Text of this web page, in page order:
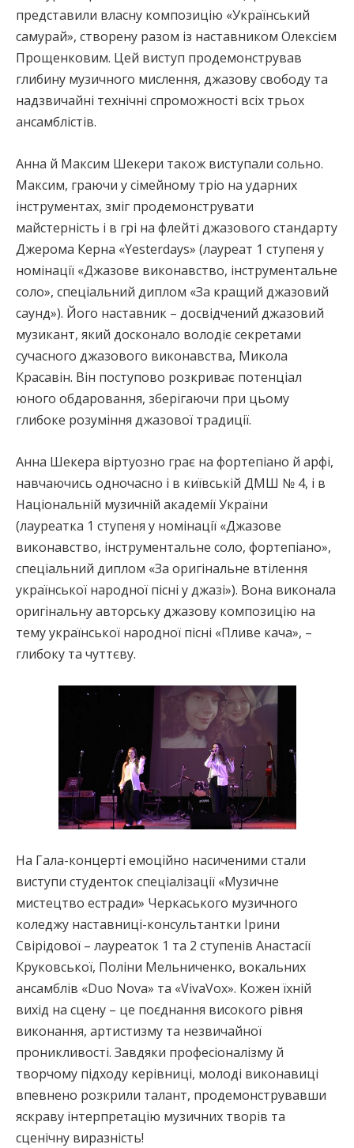
представили власну композицію «Український
самурай», створену разом із наставником Олексієм
Прощенковим. Цей виступ продемонстрував
глибину музичного мислення, джазову свободу та
надзвичайні технічні спроможності всіх трьох
ансамблістів.
Анна й Максим Шекери також виступали сольно.
Максим, граючи у сімейному тріо на ударних
інструментах, зміг продемонструвати
майстерність і в грі на флейті джазового стандарту
Джерома Керна «Yesterdays» (лауреат 1 ступеня у
номінації «Джазове виконавство, інструментальне
соло», спеціальний диплом «За кращий джазовий
саунд»). Його наставник – досвідчений джазовий
музикант, який досконало володіє секретами
сучасного джазового виконавства, Микола
Красавін. Він поступово розкриває потенціал
юного обдаровання, зберігаючи при цьому
глибоке розуміння джазової традиції.
Анна Шекера віртуозно грає на фортепіано й арфі,
навчаючись одночасно і в київській ДМШ № 4, і в
Національній музичній академії України
(лауреатка 1 ступеня у номінації «Джазове
виконавство, інструментальне соло, фортепіано»,
спеціальний диплом «За оригінальне втілення
української народної пісні у джазі»). Вона виконала
оригінальну авторську джазову композицію на
тему української народної пісні «Пливе кача», –
глибоку та чуттєву.
На Гала-концерті емоційно насиченими стали
виступи студенток спеціалізації «Музичне
мистецтво естради» Черкаського музичного
коледжу наставниці-консультантки Ірини
Свірідової – лауреаток 1 та 2 ступенів Анастасії
Круковської, Поліни Мельниченко, вокальних
ансамблів «Duo Nova» та «VivaVox». Кожен їхній
вихід на сцену – це поєднання високого рівня
виконання, артистизму та незвичайної
проникливості. Завдяки професіоналізму й
творчому підходу керівниці, молоді виконавиці
впевнено розкрили талант, продемонструвавши
яскраву інтерпретацію музичних творів та
сценічну виразність!